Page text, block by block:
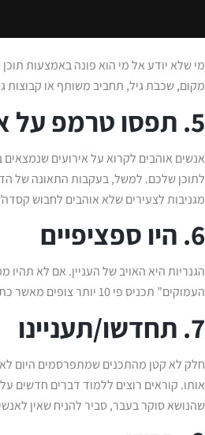
מי שלא יודע אל מי הוא פונה באמצעות
מקום, שכבת גיל, תחביב משותף או קבוצות
5. תפסו טרמפ על אירועים אקטואליים
אנשים אוהבים לקרוא על אירועים
מגניבות לצעירים שלא אוהבים לחבוש
6. היו ספציפיים
העמוקים” תכניס פי 10 יותר צופים מאשר כתבה גנרית בנוסח “10 דברים שלא הכרתם באוקיינוסים”.
7. תחדשו/תעניינו
חלק לא קטן מהתכנים שמתפרסמים היום לא
אותו. קוראים רוצים ללמוד דברים חדשים
שהנושא סוקר בעבר, סביר להניח שאין